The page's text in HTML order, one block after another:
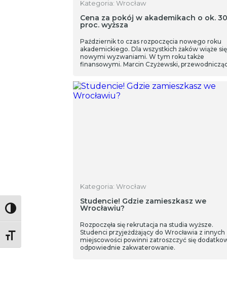
Toggle High Contrast
Toggle Font size
Kategoria: Wrocław
Cena za pokój w akademikach o ok. 30
proc. wyższa
Październik to czas rozpoczęcia nowego roku
akademickiego. Dla wszystkich żaków wiąże
nowymi wyzwaniami. W tym roku także
finansowymi. Marcin Czyżewski,
akademikach.
Kategoria: Wrocław
Studencie! Gdzie zamieszkasz we
Wrocławiu?
Rozpoczęła się rekrutacja na studia wyższe.
Studenci przyjeżdżający do Wrocławia z innych
miejscowości powinni zatroszczyć się
odpowiednie zakwaterowanie.